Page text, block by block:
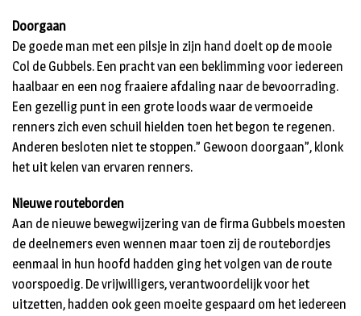
Doorgaan
De goede man met een pilsje in zijn hand doelt op de mooie
Col de Gubbels. Een pracht van een beklimming voor iedereen
haalbaar en een nog fraaiere afdaling naar de bevoorrading.
Een gezellig punt in een grote loods waar de vermoeide
renners zich even schuil hielden toen het begon te regenen.
Anderen besloten niet te stoppen.” Gewoon doorgaan”, klonk
het uit kelen van ervaren renners.
Nieuwe routeborden
Aan de nieuwe bewegwijzering van de firma Gubbels moesten
de deelnemers even wennen maar toen zij de routebordjes
eenmaal in hun hoofd hadden ging het volgen van de route
voorspoedig. De vrijwilligers, verantwoordelijk voor het
uitzetten, hadden ook geen moeite gespaard om het iedereen